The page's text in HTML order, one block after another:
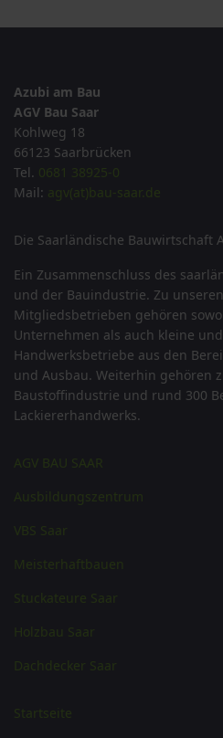
Azubi am Bau
AGV Bau Saar
Kohlweg 18
66123 Saarbrücken
Tel. 0681 38925-0
Mail: agv(at)bau-saar.de
Die Saarländische Bauwirtschaft
Ein Zusammenschluss des
und der Bauindustrie. Zu
Mitgliedsbetrieben gehören
Unternehmen als auch kleine
Handwerksbetriebe aus den
und Ausbau. Weiterhin gehören
Baustoffindustrie und rund 300
Lackiererhandwerks.
AGV BAU SAAR
Ausbildungszentrum
VBS Saar
Meisterhaftbauen
Stuckateure Saar
Holzbau Saar
Dachdecker Saar
Startseite